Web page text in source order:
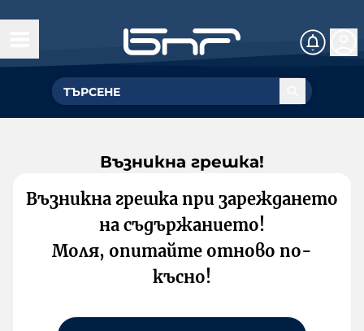
Възникна грешка!
Възникна грешка при зареждането
на съдържанието!
Моля, опитайте отново по-
късно!